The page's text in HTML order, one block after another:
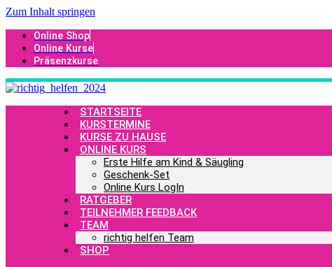
Zum Inhalt springen
Online Shop
Online Kurse
Präsenzkurse
STARTSEITE
KURSTERMINE
KURSE ZU HAUSE
ONLINE KURS
Erste Hilfe am Kind & Säugling
Geschenk-Set
Online Kurs LogIn
RATGEBER
TEILNEHMER FEEDBACK
TEAM
richtig helfen Team
SHOP